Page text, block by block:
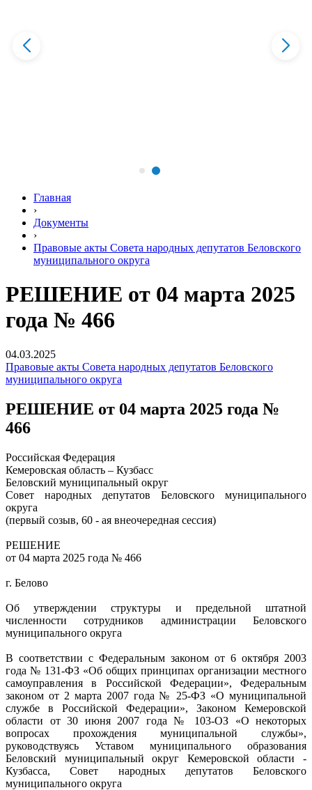
Главная
›
Документы
›
Правовые акты Совета народных депутатов Беловского
муниципального округа
РЕШЕНИЕ от 04 марта 2025
года № 466
04.03.2025
Правовые акты Совета народных депутатов Беловского
муниципального округа
РЕШЕНИЕ от 04 марта 2025 года №
466
Российская Федерация
Кемеровская область – Кузбасс
Беловский муниципальный округ
Совет народных депутатов Беловского муниципального
округа
(первый созыв, 60 - ая внеочередная сессия)
РЕШЕНИЕ
от 04 марта 2025 года № 466
г. Белово
Об утверждении структуры и предельной штатной
численности сотрудников администрации Беловского
муниципального округа
В соответствии с Федеральным законом от 6 октября 2003
года № 131-ФЗ «Об общих принципах организации местного
самоуправления в Российской Федерации», Федеральным
законом от 2 марта 2007 года № 25-ФЗ «О муниципальной
службе в Российской Федерации», Законом Кемеровской
области от 30 июня 2007 года № 103-ОЗ «О некоторых
вопросах прохождения муниципальной службы»,
руководствуясь Уставом муниципального образования
Беловский муниципальный округ Кемеровской области -
Кузбасса, Совет народных депутатов Беловского
муниципального округа